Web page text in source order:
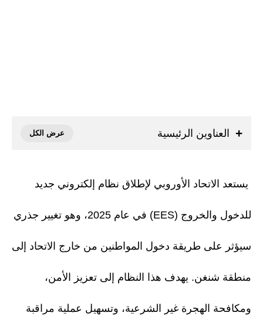
العناوين الرئيسية
يستعد الاتحاد الأوروبي لإطلاق نظام إلكتروني جديد
للدخول والخروج (EES) في عام 2025، وهو تغيير جذري
سيؤثر على طريقة دخول المواطنين من خارج الاتحاد إلى
منطقة شنغن. يهدف هذا النظام إلى تعزيز الأمن،
ومكافحة الهجرة غير الشرعية، وتسهيل عملية مراقبة